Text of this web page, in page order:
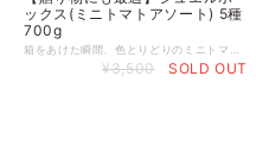
ックス(ミニトマトアソート) 5種
700g
¥3,500 SOLD OUT